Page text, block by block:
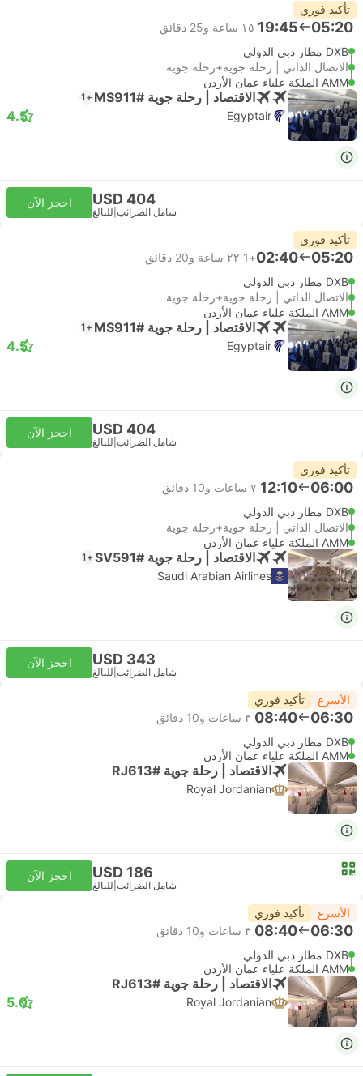
تأكيد فوري
05:20
19:45 ١٥ ساعة و‫25 دقائق
DXB مطار دبي الدولي
الاتصال الذاتي | رحلة جوية+رحلة جوية
AMM الملكة علياء عمان الأردن
الاقتصاد | رحلة جوية #MS911 +1
Egyptair
4.5
USD 404
شامل الضرائب للبالغ
احجز الآن
تأكيد فوري
05:20
02:40
+1
٢٢ ساعة و‫20 دقائق
DXB مطار دبي الدولي
الاتصال الذاتي | رحلة جوية+رحلة جوية
AMM الملكة علياء عمان الأردن
الاقتصاد | رحلة جوية #MS911 +1
Egyptair
4.5
USD 404
شامل الضرائب للبالغ
احجز الآن
تأكيد فوري
06:00
12:10 ٧ ساعات و‫10 دقائق
DXB مطار دبي الدولي
الاتصال الذاتي | رحلة جوية+رحلة جوية
AMM الملكة علياء عمان الأردن
الاقتصاد | رحلة جوية #SV591 +1
Saudi Arabian Airlines
USD 343
شامل الضرائب للبالغ
احجز الآن
الأسرع تأكيد فوري
06:30
08:40 ٣ ساعات و‫10 دقائق
DXB مطار دبي الدولي
AMM الملكة علياء عمان الأردن
الاقتصاد | رحلة جوية #RJ613
Royal Jordanian
USD 186
شامل الضرائب للبالغ
احجز الآن
الأسرع تأكيد فوري
06:30
08:40 ٣ ساعات و‫10 دقائق
DXB مطار دبي الدولي
AMM الملكة علياء عمان الأردن
الاقتصاد | رحلة جوية #RJ613
Royal Jordanian
5.0